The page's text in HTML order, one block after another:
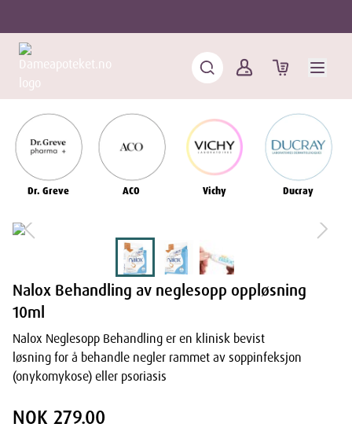
Dr. Greve ACO Vichy Ducray
Nalox Behandling av neglesopp oppløsning
10ml
Nalox Neglesopp Behandling er en klinisk bevist
løsning for å behandle negler rammet av soppinfeksjon
(onykomykose) eller psoriasis
NOK 279.00